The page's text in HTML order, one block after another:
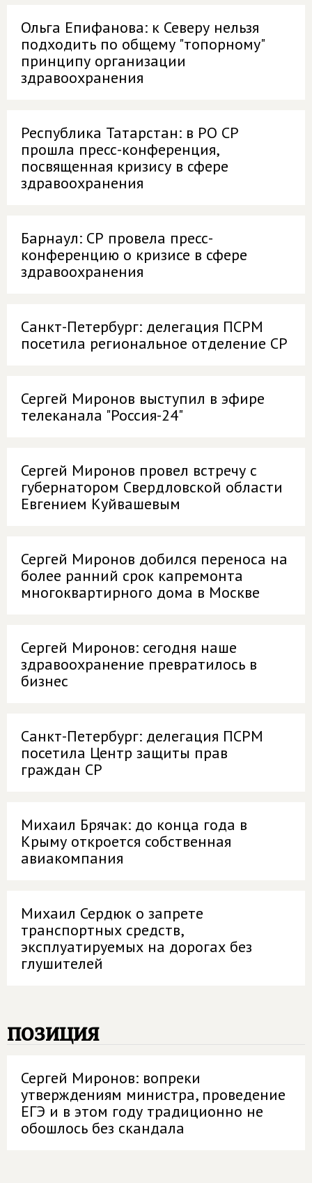
Ольга Епифанова: к Северу нельзя
подходить по общему "топорному"
принципу организации
здравоохранения
Республика Татарстан: в РО СР
прошла пресс-конференция,
посвященная кризису в сфере
здравоохранения
Барнаул: СР провела пресс-
конференцию о кризисе в сфере
здравоохранения
Санкт-Петербург: делегация ПСРМ
посетила региональное отделение СР
Сергей Миронов выступил в эфире
телеканала "Россия-24"
Сергей Миронов провел встречу с
губернатором Свердловской области
Евгением Куйвашевым
Сергей Миронов добился переноса на
более ранний срок капремонта
многоквартирного дома в Москве
Сергей Миронов: сегодня наше
здравоохранение превратилось в
бизнес
Санкт-Петербург: делегация ПСРМ
посетила Центр защиты прав
граждан СР
Михаил Брячак: до конца года в
Крыму откроется собственная
авиакомпания
Михаил Сердюк о запрете
транспортных средств,
эксплуатируемых на дорогах без
глушителей
позиция
Сергей Миронов: вопреки
утверждениям министра, проведение
ЕГЭ и в этом году традиционно не
обошлось без скандала